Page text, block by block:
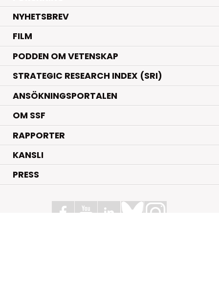
NYHETSBREV
FILM
PODDEN OM VETENSKAP
STRATEGIC RESEARCH INDEX (SRI)
ANSÖKNINGSPORTALEN
OM SSF
RAPPORTER
KANSLI
PRESS